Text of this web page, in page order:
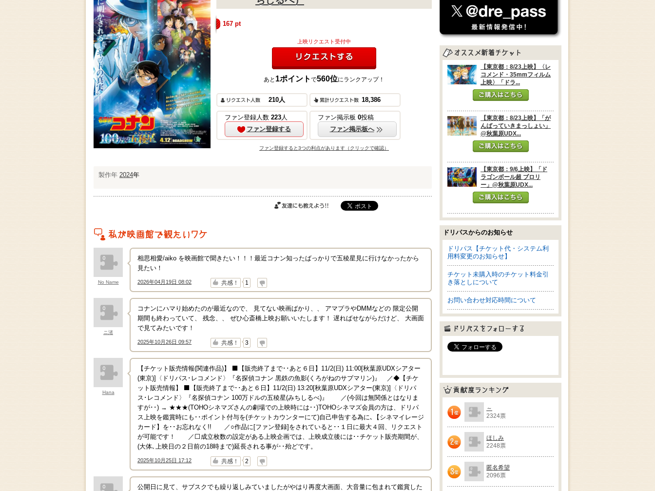
167 pt
上映リクエスト受付中
リクエストする
あと 1ポイント で560位にランクアップ！
210人 18,386
ファン登録人数 223人
ファン登録する
ファン掲示板 0投稿
ファン掲示板へ
ファン登録すると3つの利点があります（クリックで確認）
製作年 2024年
私がこの作品を映画館で観たいワケ
No Name
相思相愛/aiko を映画館で聞きたい！！！最近コナン知ったばっかりで五稜星見に行けなかったから
見たい！
2026年04月19日 08:02
↑ 共感！ 1
↓
ニ渚
コナンにハマり始めたのが最近なので、 見てない映画ばかり、、 アマプラやDMMなどの 限定公開
期間も終わっていて、 残念、、 ぜひ心斎橋上映お願いいたします！ 遅ればせながらだけど、 大画面
で見てみたいです！
2025年10月26日 09:57
↑ 共感！ 3
↓
Hana
【チケット販売情報(関連作品)】 ⬛【販売終了まで･･あと６日】11/2(日) 11:00[秋葉原UDXシアター
(東京)]〈ドリパス･レコメンド〉『名探偵コナン 黒鉄の魚影(くろがねのサブマリン)』 ／◆【チケ
ット販売情報】 ⬛【販売終了まで･･あと６日】11/2(日) 13:20[秋葉原UDXシアター(東京)]〈ドリパ
ス･レコメンド〉『名探偵コナン 100万ドルの五稜星(みちしるべ)』 ／(今回は無関係とはなりま
すが･･) → ★★★(TOHOシネマズさんの劇場での上映時には･･)TOHOシネマズ会員の方は、ドリパ
ス上映を鑑賞時にも･･ポイント付与を(チケットカウンターにて)自己申告する為に､【シネマイレージ
カード】を･･お忘れなく!! ／○作品に[ファン登録]をされていると･･１日に最大４回、リクエスト
が可能です！ ／⬜成立枚数の設定がある上映企画では、上映成立後には･･チケット販売期間が、
(大体､上映日の２日前の18時まで)延長される事が･･殆どです。
2025年10月25日 17:12
↑ 共感！ 2
↓
公開日に見て、サブスクでも繰り返しみていましたがやはり再度大画面、大音量に包まれて鑑賞した
【東京都：8/23上映】〈レ
コメンド・35mmフィルム
上映〉「ドラ...
ご購入はこちら
【東京都：8/23上映】「が
んばっていきまっしょい」
@秋葉原UDX...
【東京都：9/6上映】「ド
ラゴンボール超 ブロリ
ー」@秋葉原UDX...
ご購入はこちら
ドリパスからのお知らせ
ドリパス【チケット代・システム利
用料変更のお知らせ】
チケット未購入時のチケット料金引
き落としについて
お問い合わせ対応時間について
ドリパスをフォローする
貢献度ランキング～
2324票
ほしみ
2248票
匿名希望
2096票